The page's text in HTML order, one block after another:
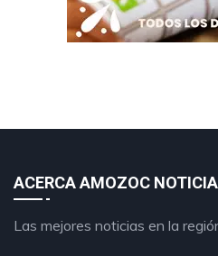
ACERCA AMOZOC
Las mejores noticias en la